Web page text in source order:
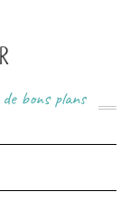
bons plans